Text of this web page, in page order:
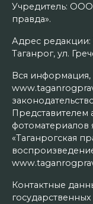
Учредитель: ООО
правда».
Адрес редакции:
Таганрог, ул.
Вся информация,
Представителем
фотоматериалов
«Таганрогская
Контактные